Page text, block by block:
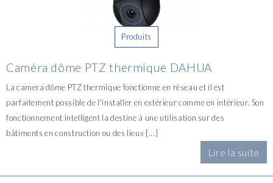
Produits
Caméra dôme PTZ thermique DAHUA
La camera dôme PTZ thermique fonctionne en réseau et il est
parfaitement possible de l'installer en extérieur comme en intérieur. Son
fonctionnement intelligent la destine à une utilisation sur des
bâtiments en construction ou des lieux [...]
Lire la suite